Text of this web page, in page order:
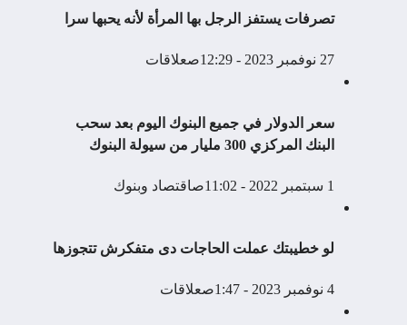
تصرفات يستفز الرجل بها المرأة لأنه يحبها سرا
27 نوفمبر 2023 - 12:29ص علاقات
سعر الدولار في جميع البنوك اليوم بعد سحب
البنك المركزي 300 مليار من سيولة البنوك
1 سبتمبر 2022 - 11:02ص اقتصاد وبنوك
لو خطيبتك عملت الحاجات دى متفكرش تتجوزها
4 نوفمبر 2023 - 1:47ص علاقات